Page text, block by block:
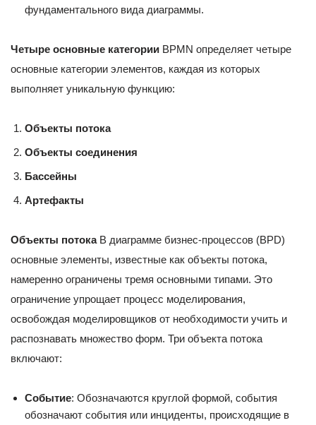
фундаментального вида диаграммы.
Четыре основные категории BPMN определяет четыре
основные категории элементов, каждая из которых
выполняет уникальную функцию:
Объекты потока
Объекты соединения
Бассейны
Артефакты
Объекты потокаВ диаграмме бизнес-процессов (BPD)
основные элементы, известные как объекты потока,
намеренно ограничены тремя основными типами. Это
ограничение упрощает процесс моделирования,
освобождая моделировщиков от необходимости учить и
распознавать множество форм. Три объекта потока
включают:
Событие: Обозначаются круглой формой, события
обозначают события или инциденты, происходящие в